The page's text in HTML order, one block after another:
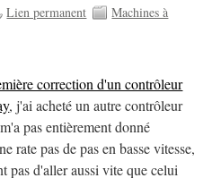
Lien permanent
Machines à
correction d'un contrôleur
, j'ai acheté un autre contrôleur
pas entièrement donné
rate pas de pas en basse vitesse,
pas d'aller aussi vite que celui